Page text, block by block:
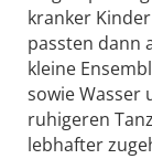
kranker
passten dann
kleine
sowie Wasser
ruhigeren
lebhafter